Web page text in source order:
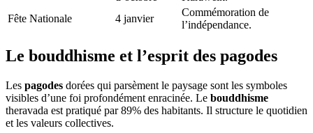
Fête Nationale
4 janvier
Commémoration de
l’indépendance.
Le bouddhisme et l’esprit des pagodes
Les pagodes dorées qui parsèment le paysage sont les symboles
visibles d’une foi profondément enracinée. Le bouddhisme
theravada est pratiqué par 89% des habitants. Il structure le quotidien
et les valeurs collectives.